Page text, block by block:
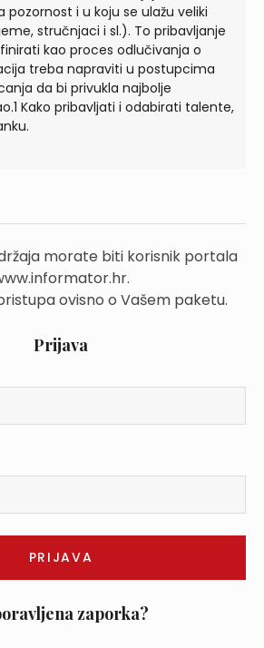
pozornost i u koju se ulažu veliki
stručnjaci i sl.). To pribavljanje
kao proces odlučivanja o
treba napraviti u postupcima
da bi privukla najbolje
Kako pribavljati i odabirati talente,
morate biti korisnik portala
ovisno o Vašem paketu.
Prijava
zaporka?